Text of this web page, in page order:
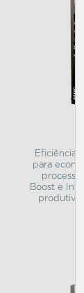
Eficiência
para
Boost e